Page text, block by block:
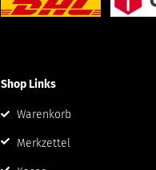
Shop Links
Warenkorb
Merkzettel